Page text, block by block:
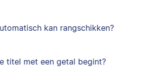
kan rangschikken?
titel met een getal begint?